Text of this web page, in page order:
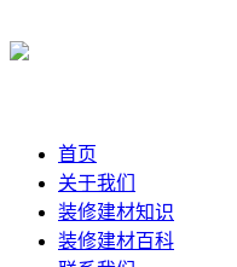
首页
关于我们
装修建材知识
装修建材百科